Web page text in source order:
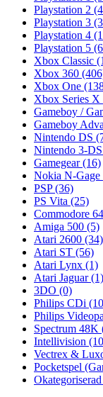
Playstation 2
Playstation 3
Playstation 4
Playstation 5
Xbox Classic
Xbox 360
Xbox One
Xbox Series X
Gameboy /
Gameboy
Nintendo DS
Nintendo 3-DS
Gamegear(16)
Nokia N-Gage
PSP(36)
PS Vita (25)
Commodore
Amiga 500 (5)
Atari 2600 (34)
Atari ST (56)
Atari Lynx (1)
Atari Jaguar(1)
3DO (0)
Philips CDi
Philips
Spectrum 48K
Intellivision
Vectrex &
Pocketspel
Okategoriserad